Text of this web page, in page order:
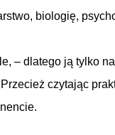
biologię,
– dlatego ją tylko
czytając